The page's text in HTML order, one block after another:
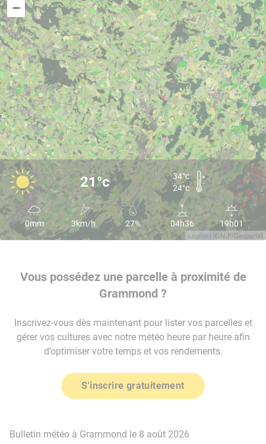
−
Leaflet | IGN-F/Geoportail
21°c
34°c
24°c
0mm 3km/h 27% 04h36 19h01
Vous possédez une parcelle à proximité de
Grammond ?
Inscrivez-vous dès maintenant pour lister vos parcelles et
gérer vos cultures avec notre météo heure par heure afin
d’optimiser votre temps et vos rendements.
S'inscrire gratuitement
Bulletin météo à Grammond le 8 août 2026